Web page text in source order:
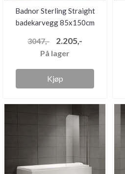
Badnor Sterling Straight
badekarvegg 85x150cm
3047,- 2.205,-
På lager
Kjøp